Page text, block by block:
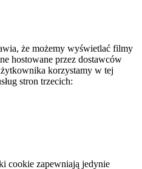
że możemy wyświetlać filmy
hostowane przez dostawców
korzystamy w tej
stron trzecich:
cookie zapewniają jedynie